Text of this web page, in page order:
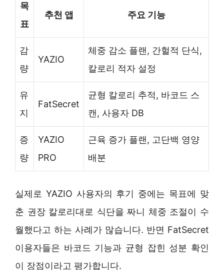
목
표
추천 앱 주요 기능
감
량
YAZIO
체중 감소 플랜, 간헐적 단식,
칼로리 적자 설정
유
지
FatSecret
균형 칼로리 추적, 바코드 스
캔, 사용자 DB
증
량
YAZIO
PRO
근육 증가 플랜, 고단백 영양
배분
실제로 YAZIO 사용자의 후기 중에는 목표에 맞
춘 권장 칼로리대로 식단을 짜니 체중 조절이 수
월했다고 하는 사례가 많습니다. 반면 FatSecret
이용자들은 바코드 기능과 균형 잡힌 성분 확인
이 장점이라고 평가합니다.